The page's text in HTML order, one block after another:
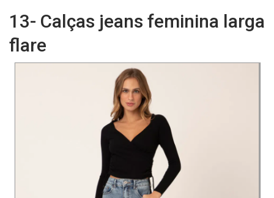
13- Calças jeans feminina larga
flare